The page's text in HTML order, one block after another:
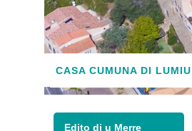
CASA CUMUNA DI LUMIU
Edito di u Merre